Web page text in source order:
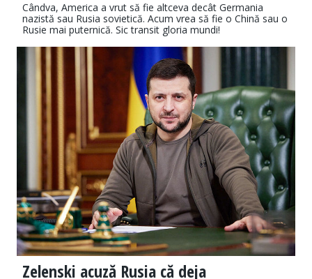
Cândva, America a vrut să fie altceva decât Germania
nazistă sau Rusia sovietică. Acum vrea să fie o Chină sau o
Rusie mai puternică. Sic transit gloria mundi!
Zelenski acuză Rusia că deja